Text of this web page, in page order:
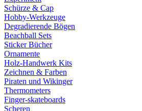
Schürze & Cap
Hobby-Werkzeuge
Degradierende Bögen
Beachball Sets
Sticker Bücher
Ornamente
Holz-Handwerk Kits
Zeichnen & Farben
Piraten und Wikinger
Thermometers
Finger-skateboards
Scheren